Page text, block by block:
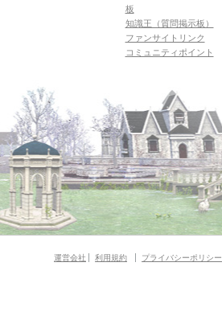
板
知識王（質問掲示板）
ファンサイトリンク
コミュニティポイント
運営会社 利用規約 プライバシーポリシー